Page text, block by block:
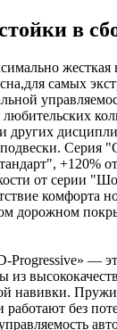
в
жесткая
самых
других
Серия
+120%
от серии
комфорта
дорожном
Progressive» —
из
навивки.
без